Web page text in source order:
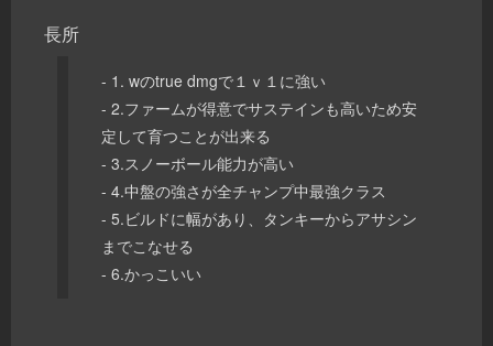
長所
- 1. wのtrue dmgで１ｖ１に強い
- 2.ファームが得意でサステインも高いため安
定して育つことが出来る
- 3.スノーボール能力が高い
- 4.中盤の強さが全チャンプ中最強クラス
- 5.ビルドに幅があり、タンキーからアサシン
までこなせる
- 6.かっこいい